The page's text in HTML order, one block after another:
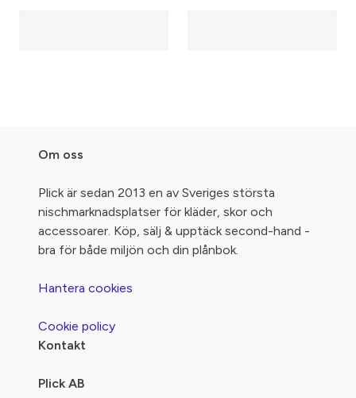
Om oss
Plick är sedan 2013 en av Sveriges största
nischmarknadsplatser för kläder, skor och
accessoarer. Köp, sälj & upptäck second-hand -
bra för både miljön och din plånbok.
Hantera cookies
Cookie policy
Kontakt
Plick AB